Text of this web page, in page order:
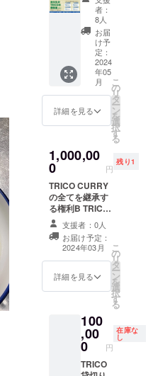
しては
支援者
様の人
数に応
じて変
わるも
のとさ
ます。
・支援
欄にご
記載を
希望さ
れるお
名前を
ご記入
くださ
い。
健衞食
第28号
令和5年
4月24
日〜令
和12年4
月30日
まして
は出来
上がり
次第公
開いた
しま
す。白
ボディ
（プリ
ントス
刷をイ
メージ
り、サ
イズに
関して
は対応
できま
す。 返
礼品は
ドファ
ンディ
了後制
作し、
郵送に
てお届
けしま
す。 着
トで
す。
主プラ
ン プロ
ジェク
ト参加
の感謝
を込め
て、オ
リジナ
ルグッ
ズに御
芳名記
〔企業
名や通
称OK〕
4種のプ
ランか
らお選
びいた
だけま
す。 ・
御芳名
ツ×2 ・
お食事
券7,500
世主様
全員の
御芳名
ントし
者：
8人
お届
け予
定：
2024
年05
月
詳細を見る
こ
の
リ
タ
ー
ン
を
選
択
す
る
1,000,00
0 円
残り1
TRICO CURRY
の全てを継承す
る権利B TRICO
のカレーの作り
方を伝授できる
権利Aに、プラ
ス全てのメ
ニューについて
作り方を伝授し
ます。 TRICOの
Aと同様の方法
で行いたいと考
えております。
思いますが、き
支援者：0人
お届け予定：
2024年03月
詳細を見る
こ
の
リ
タ
ー
ン
を
選
択
す
る
100
,00
0 円
在庫な
し
TRICO